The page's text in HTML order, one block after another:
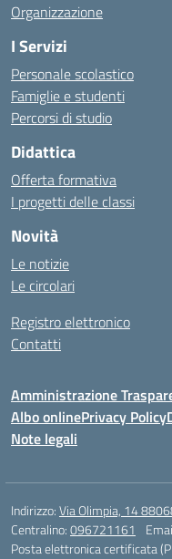
Organizzazione
I Servizi
Personale scolastico
Famiglie e studenti
Percorsi di studio
Didattica
Offerta formativa
I progetti delle classi
Novità
Le notizie
Le circolari
Registro elettronico
Contatti
Amministrazione
Albo onlinePrivacy Policy
Note legali
Indirizzo:Via Olimpia, 14
Centralino:096721161
Posta elettronica certificata